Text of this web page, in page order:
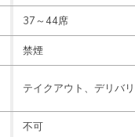
37～44席
禁煙
テイクアウト、デリバ
不可